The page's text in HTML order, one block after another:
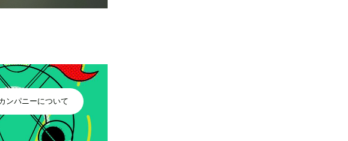
ンパニーについて